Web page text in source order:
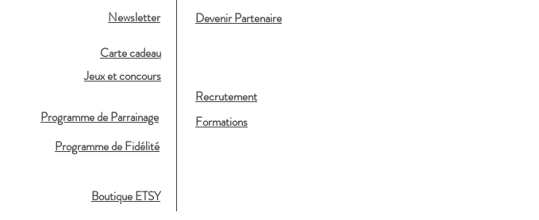
Newsletter
Devenir Partenaire
Carte cadeau
Jeux et concours
Recrutement
Programme de Parrainage
Formations
Programme de Fidélité
Boutique ETSY